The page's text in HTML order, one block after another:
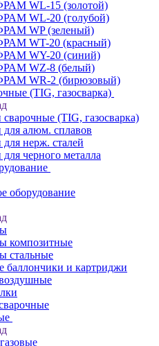
WL-15 (золотой)
WL-20 (голубой)
WP (зеленый)
WT-20 (красный)
WY-20 (синий)
WZ-8 (белый)
WR-2 (бирюзовый)
(TIG, газосварка)
(TIG, газосварка)
для алюм. сплавов
нерж. сталей
черного металла
оборудование
композитные
стальные
баллончики и картриджи